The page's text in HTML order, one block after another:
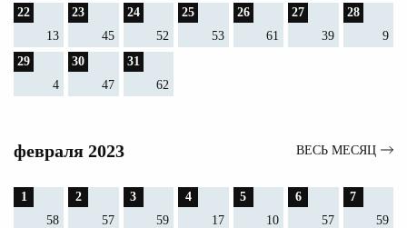
22
13
23
45
24
52
25
53
26
61
27
39
28
9
29
4
30
47
31
62
февраля 2023 ВЕСЬ МЕСЯЦ
1
58
2
57
3
59
4
17
5
10
6
57
7
59